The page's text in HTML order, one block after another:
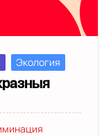
Экология